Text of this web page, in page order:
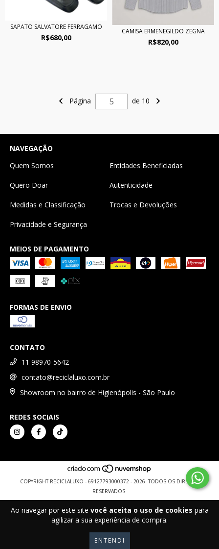
Ao navegar por este site você aceita o uso de cookies para
agilizar a sua experiência de compra.
ENTENDI
SAPATO SALVATORE FERRAGAMO
R$680,00
CAMISA ERMENEGILDO ZEGNA
R$820,00
Página de 10
NAVEGAÇÃO
Quem Somos
Entidades Beneficiadas
Quero Doar Autenticidade
Medidas e Classificação Trocas e Devoluções
Privacidade e Segurança
MEIOS DE PAGAMENTO
FORMAS DE ENVIO
CONTATO
11 98970-5642
contato@reciclaluxo.com.br
Showroom no bairro de Higienópolis - São Paulo
REDES SOCIAIS
COPYRIGHT RECICLALUXO - 69127793000372 - 2026. TODOS OS DIREITOS
RESERVADOS.